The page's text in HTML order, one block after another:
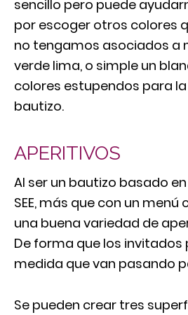
sencillo pero puede
por escoger otros colores
no tengamos asociados a
verde lima, o simple un
colores estupendos para
bautizo.
APERITIVOS
Al ser un bautizo basado
SEE, más que con un
una buena variedad de
De forma que los invitados
medida que van pasando
Se pueden crear tres